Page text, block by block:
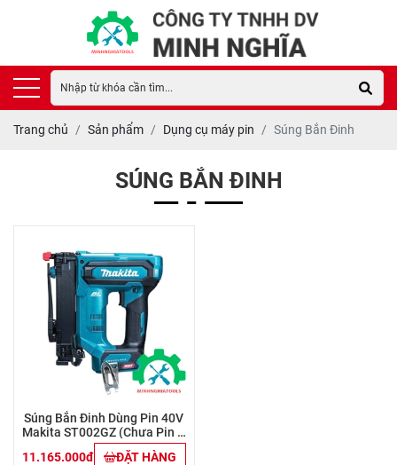
Trang chủ Sản phẩm Dụng cụ máy pin Súng Bắn Đinh
SÚNG BẮN ĐINH
Súng Bắn Đinh Dùng Pin 40V
Makita ST002GZ (Chưa Pin &
Sạc)
11.165.000đ ĐẶT HÀNG